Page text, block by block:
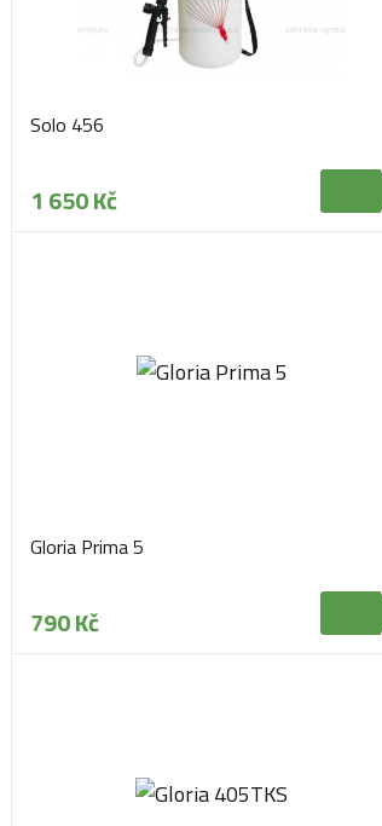
Solo 456
1 650 Kč
Gloria Prima 5
790 Kč